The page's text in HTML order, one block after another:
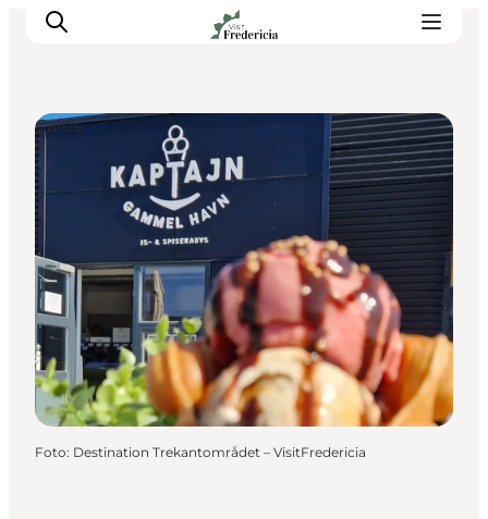
Veranstaltungen
Erlebnisse und Kultur
Restaurants
Unterkünfte
Reise planen
Book Führung
Cafés
Foto: Destination Trekantområdet – VisitFredericia